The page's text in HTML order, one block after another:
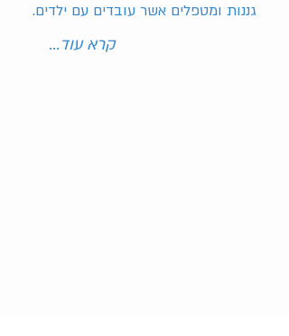
גננות ומטפלים אשר עובדים עם ילדים.
...קרא עוד